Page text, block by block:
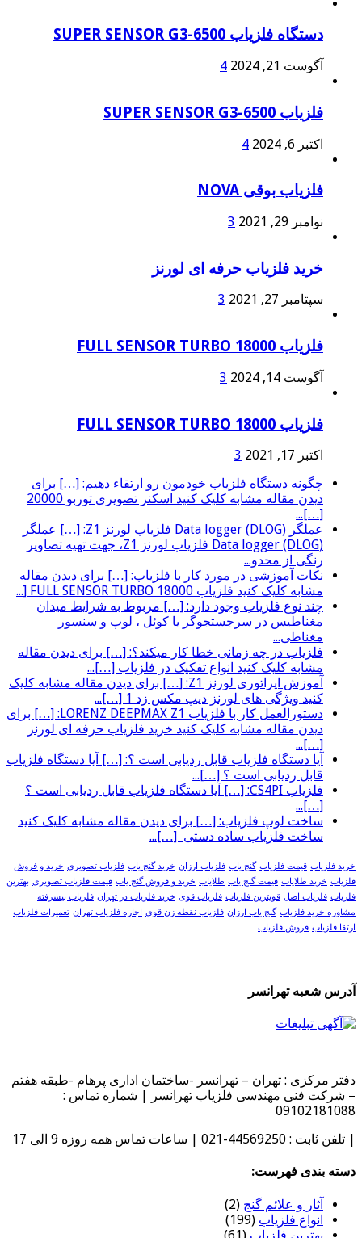
دستگاه فلزیاب SUPER SENSOR G3-6500
آگوست 21, 2024 4
فلزیاب SUPER SENSOR G3-6500
اکتبر 6, 2024 4
فلزیاب بوقی NOVA
نوامبر 29, 2021 3
خرید فلزیاب حرفه ای لورنز
سپتامبر 27, 2021 3
فلزیاب FULL SENSOR TURBO 18000
آگوست 14, 2024 3
فلزیاب FULL SENSOR TURBO 18000
اکتبر 17, 2021
3
چگونه دستگاه فلزیاب خودمون رو ارتقاء دهیم: […] برای
دیدن مقاله مشابه کلیک کنید اسکنر تصویری توربو 20000
[…]...
عملگر (Data logger (DLOG فلزیاب لورنز Z1: […] عملگر
(Data logger (DLOG فلزیاب لورنز Z1، جهت تهیه تصاویر
رنگی از محدو...
نکات آموزشی در مورد کار با فلزیاب: […] برای دیدن مقاله
مشابه کلیک کنید فلزیاب FULL SENSOR TURBO 18000 [...
چند نوع فلزیاب وجود دارد: […] مربوط به شرایط میدان
مغناطیس در سرجستجوگر یا کوئل ، لوپ و سنسور
مغناطی...
فلزیاب در چه زمانی خطا کار میکند؟: […] برای دیدن مقاله
مشابه کلیک کنید انواع تفکیک در فلزیاب […]...
آموزش اپراتوری لورنز Z1: […] برای دیدن مقاله مشابه کلیک
کنید ویژگی های لورنز دیپ مکس زد 1 […]...
دستورالعمل کار با فلزیاب LORENZ DEEPMAX Z1: […] برای
دیدن مقاله مشابه کلیک کنید خرید فلزیاب حرفه ای لورنز
[…]...
آیا دستگاه فلزیاب قابل ردیابی است ؟: […] آیا دستگاه فلزیاب
قابل ردیابی است ؟ […]...
فلزیاب CS4PI: […] آیا دستگاه فلزیاب قابل ردیابی است ؟
[…]...
ساخت لوپ فلزیاب: […] برای دیدن مقاله مشابه کلیک کنید
ساخت فلزیاب ساده دستی […]...
خرید فلزیاب قیمت فلزیاب گنج یاب فلزیاب ارزان خرید گنج یاب فلزیاب تصویری خرید و فروش
فلزیاب خرید طلایاب قیمت گنج یاب طلایاب خرید و فروش گنج یاب قیمت فلزیاب تصویری بهترین
فلزیاب فلزیاب اصل قویترین فلزیاب فلزیاب قوی خرید فلزیاب در تهران فلزیاب پیشرفته
مشاوره خرید فلزیاب گنج یاب ارزان فلزیاب نقطه زن قوی اجاره فلزیاب تهران تعمیرات فلزیاب
ارتقا فلزیاب فروش فلزیاب
آدرس شعبه تهرانسر
دفتر مرکزی : تهران – تهرانسر -ساختمان اداری پرهام -طبقه هفتم
– شرکت فنی مهندسی فلزیاب تهرانسر | شماره تماس :
09102181088
| تلفن ثابت : 44569250-021 | ساعات تماس همه روزه 9 الی 17
دسته بندی فهرست:
آثار و علائم گنج (2)
انواع فلزیاب (199)
بهترین فلزیاب (61)